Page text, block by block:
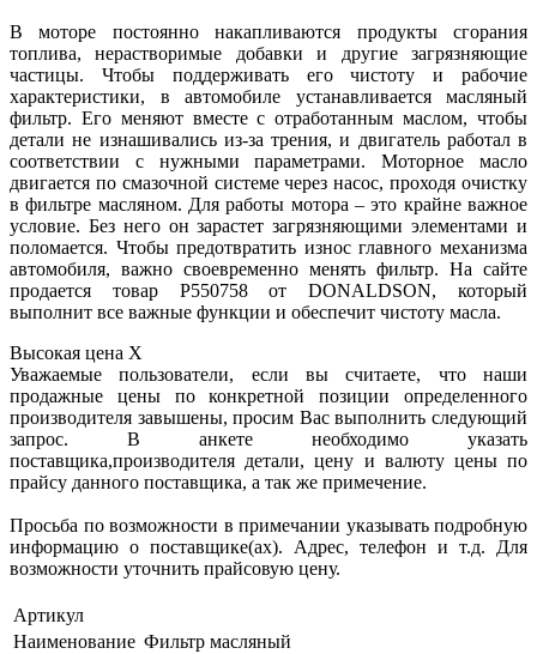
В моторе постоянно накапливаются продукты сгорания
топлива, нерастворимые добавки и другие загрязняющие
частицы. Чтобы поддерживать его чистоту и рабочие
характеристики, в автомобиле устанавливается масляный
фильтр. Его меняют вместе с отработанным маслом, чтобы
детали не изнашивались из-за трения, и двигатель работал в
соответствии с нужными параметрами. Моторное масло
двигается по смазочной системе через насос, проходя очистку
в фильтре масляном. Для работы мотора – это крайне важное
условие. Без него он зарастет загрязняющими элементами и
поломается. Чтобы предотвратить износ главного механизма
автомобиля, важно своевременно менять фильтр. На сайте
продается товар P550758 от DONALDSON, который
выполнит все важные функции и обеспечит чистоту масла.
Высокая цена X
Уважаемые пользователи, если вы считаете, что наши
продажные цены по конкретной позиции определенного
производителя завышены, просим Вас выполнить следующий
запрос. В анкете необходимо указать
поставщика,производителя детали, цену и валюту цены по
прайсу данного поставщика, а так же примечение.
Просьба по возможности в примечании указывать подробную
информацию о поставщике(ах). Адрес, телефон и т.д. Для
возможности уточнить прайсовую цену.
Артикул
Наименование Фильтр масляный